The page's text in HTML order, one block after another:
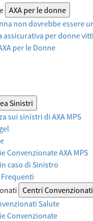
AXA per le donne
non dovrebbe essere
assicurativa per donne
per le Donne
Sinistri
sui sinistri di AXA MPS
Convenzionate AXA MPS
caso di Sinistro
Centri Convenzionati
Salute
Convenzionate